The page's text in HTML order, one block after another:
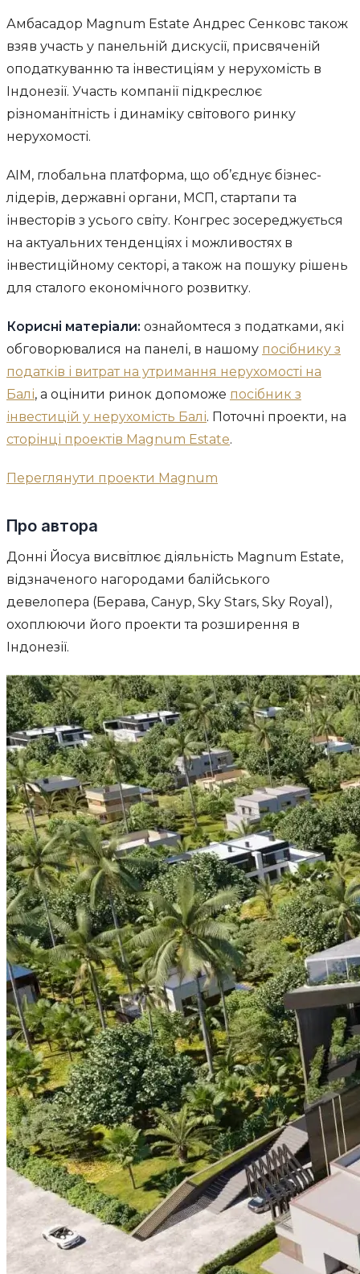
Амбасадор Magnum Estate Андрес Сенковс також
взяв участь у панельній дискусії, присвяченій
оподаткуванню та інвестиціям у нерухомість в
Індонезії. Участь компанії підкреслює
різноманітність і динаміку світового ринку
нерухомості.
AIM, глобальна платформа, що об’єднує бізнес-
лідерів, державні органи, МСП, стартапи та
інвесторів з усього світу. Конгрес зосереджується
на актуальних тенденціях і можливостях в
інвестиційному секторі, а також на пошуку рішень
для сталого економічного розвитку.
Корисні матеріали: ознайомтеся з податками, які
обговорювалися на панелі, в нашому посібнику з
податків і витрат на утримання нерухомості на
Балі, а оцінити ринок допоможе посібник з
інвестицій у нерухомість Балі. Поточні проекти, на
сторінці проектів Magnum Estate.
Переглянути проекти Magnum
Про автора
Донні Йосуа висвітлює діяльність Magnum Estate,
відзначеного нагородами балійського
девелопера (Берава, Санур, Sky Stars, Sky Royal),
охоплюючи його проекти та розширення в
Індонезії.